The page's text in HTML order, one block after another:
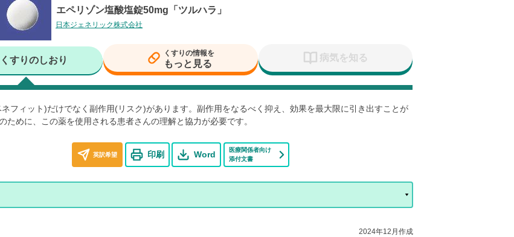
エペリゾン塩酸塩錠50mg「ツルハラ」
日本ジェネリック株式会社
くすりのしおり
くすりの情報を
もっと見る
病気を知る
フィット)だけでなく副作用(リスク)があります。副作用をなるべく抑え、効果を最大限に引き出すことが
ために、この薬を使用される患者さんの理解と協力が必要です。
英訳希望 印刷 Word
医療関係者向け
添付文書
2024年12月作成